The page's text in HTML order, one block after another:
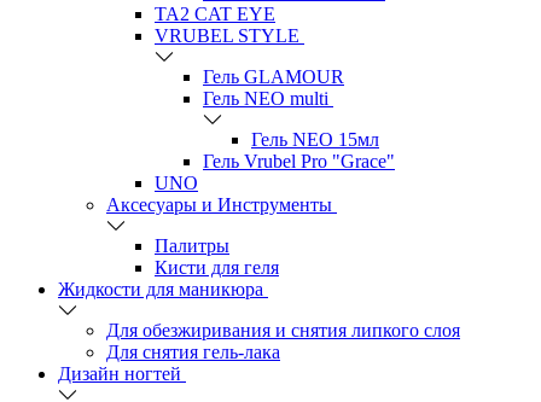
TA2 CAT EYE
VRUBEL STYLE
Гель GLAMOUR
Гель NEO multi
Гель NEO 15мл
Гель Vrubel Pro "Grace"
UNO
Аксесуары и Инструменты
Палитры
Кисти для геля
Жидкости для маникюра
Для обезжиривания и снятия липкого слоя
Для снятия гель-лака
Дизайн ногтей